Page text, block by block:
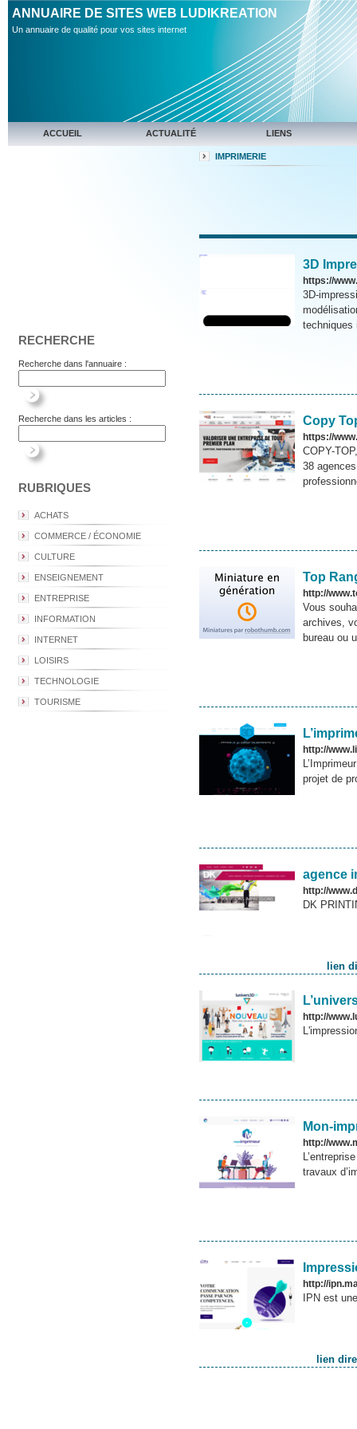
ANNUAIRE DE SITES WEB LUDIKREATION
Un annuaire de qualité pour vos sites internet
ACCUEIL ACTUALITÉ LIENS
RECHERCHE
Recherche dans l'annuaire :
Recherche dans les articles :
RUBRIQUES
ACHATS
COMMERCE / ÉCONOMIE
CULTURE
ENSEIGNEMENT
ENTREPRISE
INFORMATION
INTERNET
LOISIRS
TECHNOLOGIE
TOURISME
IMPRIMERIE
3D
https://
3D-
techniques
Copy
https://
COPY-
38
Top
http://
Vous
archives,
bureau ou
http://
projet de
agence
http://
DK
lien
http://
Mon-
http://
travaux
http://
IPN est
lien